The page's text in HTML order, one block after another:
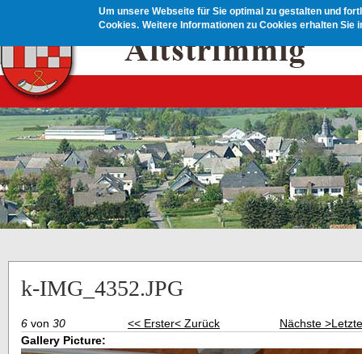
Um unsere Webseite für Sie optimal zu gestalten und
Cookies. Weitere Informationen zu Cookies erhalten Sie
k-IMG_4352.JPG
6 von 30 << Erster< Zurück Nächste >
Gallery Picture: